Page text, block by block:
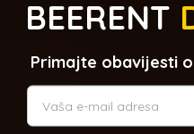
BEERENT
Primajte obavijesti